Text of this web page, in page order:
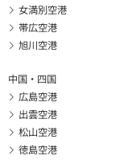
女満別空港
帯広空港
旭川空港
中国・四国
広島空港
出雲空港
松山空港
徳島空港